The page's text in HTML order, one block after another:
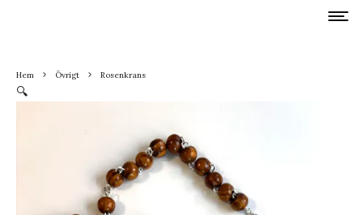
Hem Övrigt Rosenkrans
🔍